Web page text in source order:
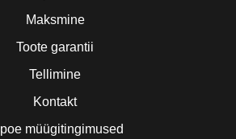
Maksmine
Toote garantii
Tellimine
Kontakt
müügitingimused